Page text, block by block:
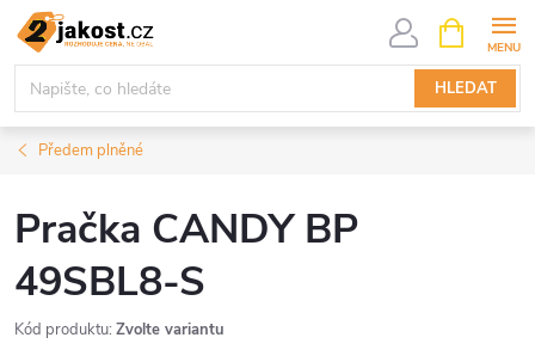
Přejít
obsah
HLEDAT
NÁKUPNÍ
KOŠÍK
Předem plněné
Pračka CANDY BP
49SBL8-S
Kód produktu: Zvolte variantu